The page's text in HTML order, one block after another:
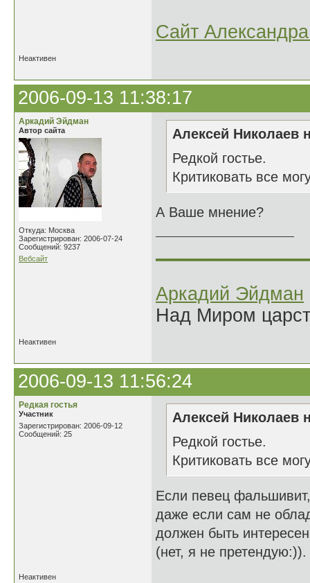
Сайт
Неактивен
2006-09-13 11:38:17
Аркадий Эйдман
Автор сайта
Откуда: Москва
Зарегистрирован: 2006-07-24
Сообщений: 9237
Вебсайт
Алексей Николаев
Редкой гостье.
Критиковать все
А Ваше мнение?
Аркадий Эйдман
Над Миром
Неактивен
2006-09-13 11:56:24
Редкая гостья
Участник
Зарегистрирован: 2006-09-12
Сообщений: 25
Алексей Николаев
Редкой гостье.
Критиковать все
Если певец
даже если сам не
должен быть
(нет, я не претендую:)).
Неактивен